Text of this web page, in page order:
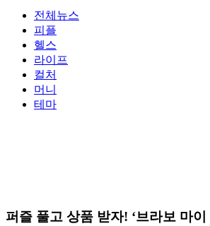
전체뉴스
피플
헬스
라이프
컬처
머니
테마
퍼즐 풀고 상품 받자! ‘브라보 마이